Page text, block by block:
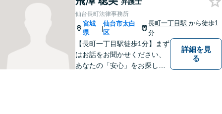
お話を聴かせていただきます
ので、お気軽にご相談くださ
い。
仙台長町法律事務所
宮城
県
|
仙台市太白
区
長町一丁目駅から徒歩1
分
【長町一丁目駅徒歩1分】まず
はお話をお聞かせください、
あなたの「安心」をお探しし
詳細を見
る